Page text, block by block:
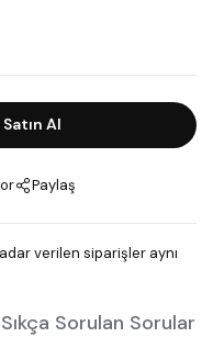
Satın Al
Paylaş
verilen siparişler aynı
Sıkça Sorulan Sorular